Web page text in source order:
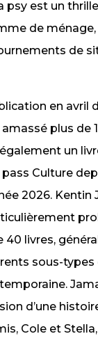
psy est un
de ménage
de
en avril
amassé plus de
un
pass Culture
2026. Kentin
40 livres,
sous-types
d’une
Cole et